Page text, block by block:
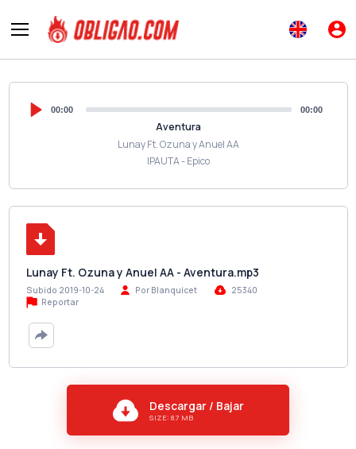
00:00 00:00
Aventura
Lunay Ft. Ozuna y Anuel AA
IPAUTA - Epico
Lunay Ft. Ozuna y Anuel AA - Aventura.mp3
Subido 2019-10-24 Por Blanquicet
25340
Reportar
Descargar / Bajar
SIZE: 8.7 MB